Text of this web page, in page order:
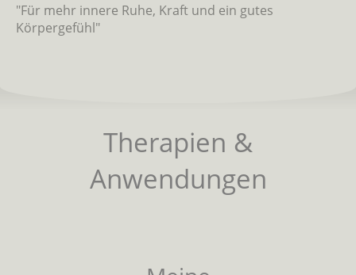
"Für mehr innere Ruhe, Kraft und ein gutes
Körpergefühl"
Therapien &
Anwendungen